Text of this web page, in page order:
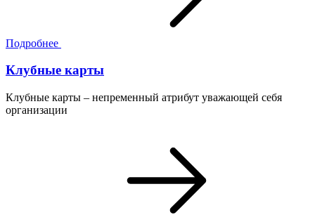
Подробнее
Клубные карты
Клубные карты – непременный атрибут уважающей себя
организации